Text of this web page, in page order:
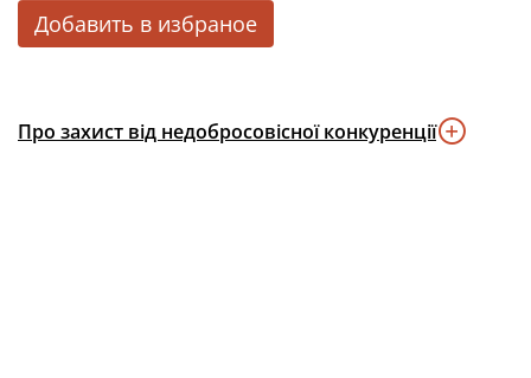
Добавить в избраное
Про захист від недобросовісної конкуренції